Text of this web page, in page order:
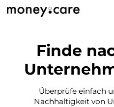
Finde
Überprüfe einfach
Nachhaltigkeit von